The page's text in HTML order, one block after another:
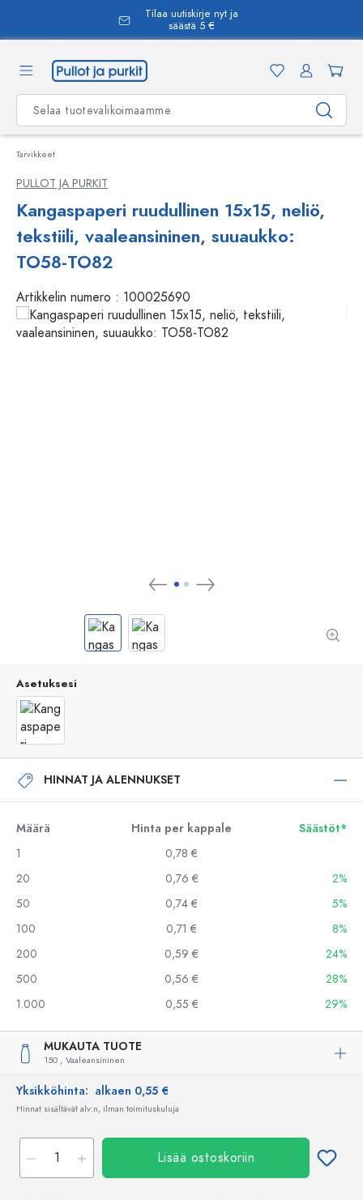
Tilaa uutiskirje nyt ja
säästä 5 €
Tarvikkeet
PULLOT JA PURKIT
Kangaspaperi ruudullinen 15x15, neliö,
tekstiili, vaaleansininen, suuaukko:
TO58-TO82
Artikkelin numero : 100025690
Asetuksesi
HINNAT JA ALENNUKSET
Määrä Hinta per kappale
Säästöt*
1
0,78 €
20
0,76 €
2%
50
0,74 €
5%
100
0,71 €
8%
200
0,59 €
24%
500
0,56 €
28%
1.000
0,55 € 29%
MUKAUTA TUOTE
150 , Vaaleansininen
Yksikköhinta: alkaen 0,55 €
Hinnat sisältävät alv:n, ilman toimituskuluja
Lisää ostoskoriin